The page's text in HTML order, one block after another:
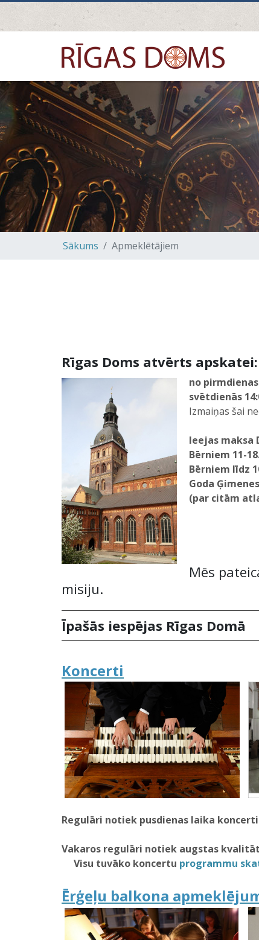
Sākums Apmeklētājiem
Rīgas Doms atvērts apskatei:
no
svētdienās
Izmaiņas šai
Ieejas maksa
Bērniem 11-
Bērniem līdz
Goda
(par citām
Mēs
misiju.
Īpašās iespējas Rīgas Domā
Koncerti
Regulāri notiek pusdienas laika
Vakaros regulāri notiek augstas
Visu tuvāko koncertu programmu
Ērģeļu balkona